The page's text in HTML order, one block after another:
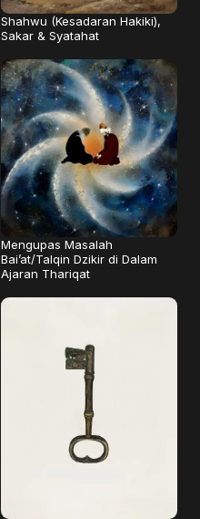
Shahwu (Kesadaran Hakiki),
Sakar & Syatahat
Mengupas Masalah
Bai’at/Talqin Dzikir di Dalam
Ajaran Thariqat